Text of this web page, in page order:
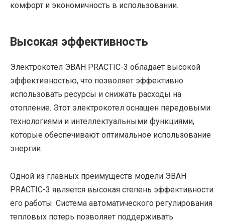
комфорт и экономичность в использовании.
Высокая эффективность
Электрокотел ЭВАН PRACTIC-3 обладает высокой
эффективностью, что позволяет эффективно
использовать ресурсы и снижать расходы на
отопление. Этот электрокотел оснащен передовыми
технологиями и интеллектуальными функциями,
которые обеспечивают оптимальное использование
энергии.
Одной из главных преимуществ модели ЭВАН
PRACTIC-3 является высокая степень эффективности
его работы. Система автоматического регулирования
тепловых потерь позволяет поддерживать